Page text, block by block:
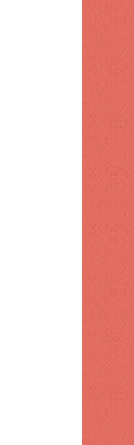
Copimecom exige mejores condiciones para que las MiPymes participen del crecimiento de la construcción – ACN (República Dominicana)